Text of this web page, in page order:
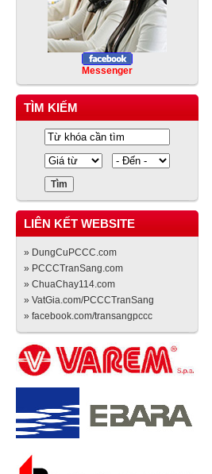
Messenger
TÌM KIẾM
LIÊN KẾT WEBSITE
» DungCuPCCC.com
» PCCCTranSang.com
» ChuaChay114.com
» VatGia.com/PCCCTranSang
» facebook.com/transangpccc